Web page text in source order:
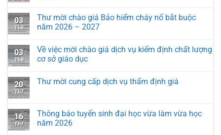
03
Th8
Thư mời chào giá Bảo hiểm cháy nổ bắt buộc
năm 2026 – 2027
03
Th8
Về việc mời chào giá dịch vụ kiểm định chất lượng
cơ sở giáo dục
20
Th7
Thư mời cung cấp dịch vụ thẩm định giá
16
Th7
Thông báo tuyển sinh đại học vừa làm vừa học
năm 2026